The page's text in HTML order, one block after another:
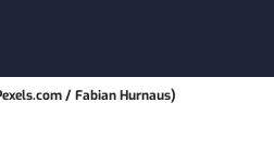
/ Fabian Hurnaus)